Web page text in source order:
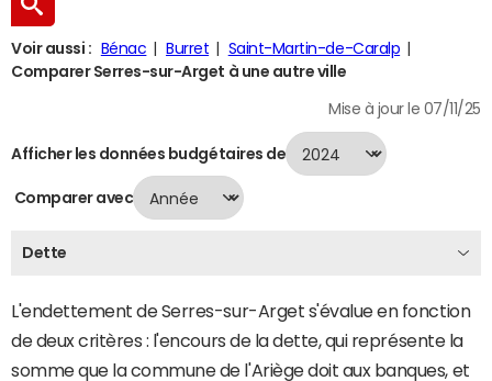
Voir aussi : Bénac Burret
Saint-Martin-de-Caralp
Comparer Serres-sur-Arget à une autre ville
Mise à jour le 07/11/25
Afficher les données budgétaires de
Comparer avec
Dette
L'endettement de Serres-sur-Arget s'évalue en fonction
de deux critères : l'encours de la dette, qui représente la
somme que la commune de l'Ariège doit aux banques, et